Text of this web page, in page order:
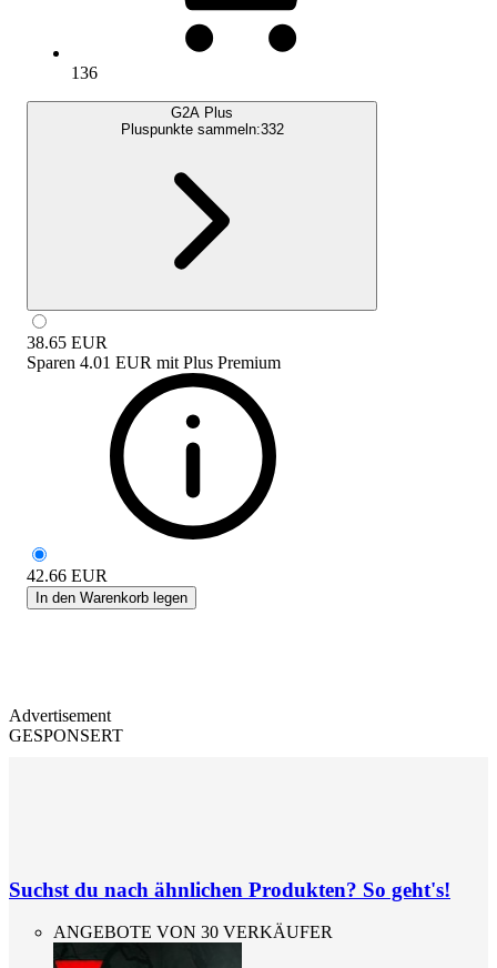
136
G2A Plus
Pluspunkte sammeln:332
38.65 EUR
Sparen 4.01 EUR mit Plus Premium
42.66 EUR
In den Warenkorb legen
Advertisement
GESPONSERT
Suchst du nach ähnlichen Produkten? So geht's!
ANGEBOTE VON 30 VERKÄUFER